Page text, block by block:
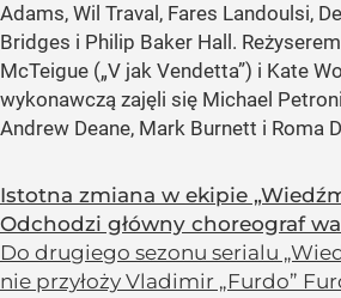
Adams, Wil Traval, Fares Landoulsi,
Bridges i Philip Baker Hall.
McTeigue („V jak Vendetta”) i Kate
wykonawczą zajęli się Michael
Andrew Deane, Mark Burnett i Roma
Istotna zmiana w ekipie
Odchodzi główny choreograf
Do drugiego sezonu serialu
nie przyłoży Vladimir „Furdo”